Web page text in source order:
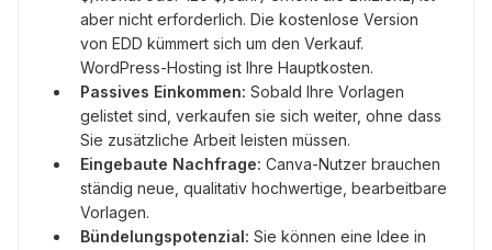
aber nicht erforderlich. Die kostenlose Version
von EDD kümmert sich um den Verkauf.
WordPress-Hosting ist Ihre Hauptkosten.
Passives Einkommen: Sobald Ihre Vorlagen
gelistet sind, verkaufen sie sich weiter, ohne dass
Sie zusätzliche Arbeit leisten müssen.
Eingebaute Nachfrage: Canva-Nutzer brauchen
ständig neue, qualitativ hochwertige, bearbeitbare
Vorlagen.
Bündelungspotenzial: Sie können eine Idee in